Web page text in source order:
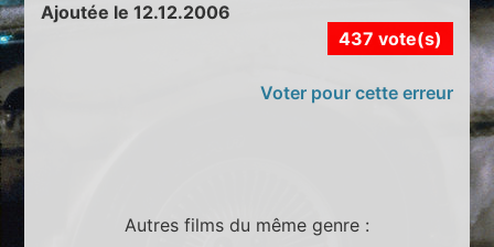
Ajoutée le 12.12.2006
437 vote(s)
Voter pour cette erreur
Autres films du même genre :